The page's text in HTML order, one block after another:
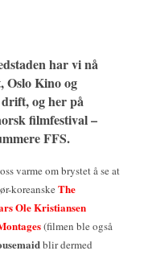
har vi nå
Oslo Kino og
og her på
filmfestival –
FFS.
varme om brystet å se at
koreanske The
Ole Kristiansen
(filmen ble også
blir dermed